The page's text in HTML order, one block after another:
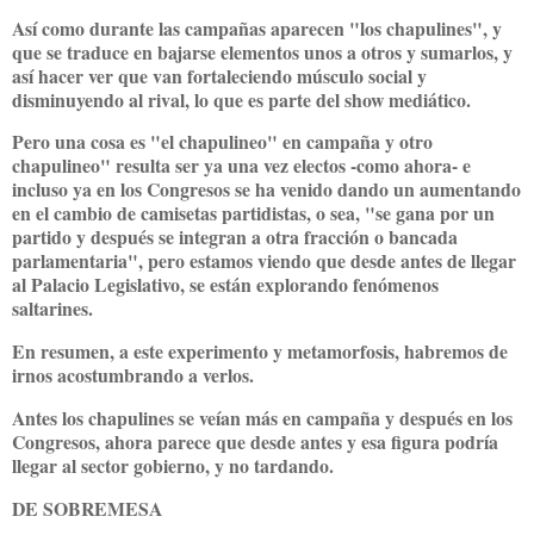
Así como durante las campañas aparecen "los chapulines", y
que se traduce en bajarse elementos unos a otros y sumarlos, y
así hacer ver que van fortaleciendo músculo social y
disminuyendo al rival, lo que es parte del show mediático.
Pero una cosa es "el chapulineo" en campaña y otro
chapulineo" resulta ser ya una vez electos -como ahora- e
incluso ya en los Congresos se ha venido dando un aumentando
en el cambio de camisetas partidistas, o sea, "se gana por un
partido y después se integran a otra fracción o bancada
parlamentaria", pero estamos viendo que desde antes de llegar
al Palacio Legislativo, se están explorando fenómenos
saltarines.
En resumen, a este experimento y metamorfosis, habremos de
irnos acostumbrando a verlos.
Antes los chapulines se veían más en campaña y después en los
Congresos, ahora parece que desde antes y esa figura podría
llegar al sector gobierno, y no tardando.
DE SOBREMESA